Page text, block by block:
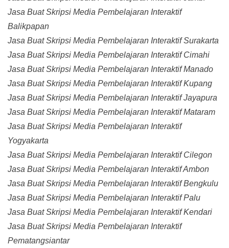
Jasa Buat Skripsi Media Pembelajaran Interaktif
Balikpapan
Jasa Buat Skripsi Media Pembelajaran Interaktif Surakarta
Jasa Buat Skripsi Media Pembelajaran Interaktif Cimahi
Jasa Buat Skripsi Media Pembelajaran Interaktif Manado
Jasa Buat Skripsi Media Pembelajaran Interaktif Kupang
Jasa Buat Skripsi Media Pembelajaran Interaktif Jayapura
Jasa Buat Skripsi Media Pembelajaran Interaktif Mataram
Jasa Buat Skripsi Media Pembelajaran Interaktif
Yogyakarta
Jasa Buat Skripsi Media Pembelajaran Interaktif Cilegon
Jasa Buat Skripsi Media Pembelajaran Interaktif Ambon
Jasa Buat Skripsi Media Pembelajaran Interaktif Bengkulu
Jasa Buat Skripsi Media Pembelajaran Interaktif Palu
Jasa Buat Skripsi Media Pembelajaran Interaktif Kendari
Jasa Buat Skripsi Media Pembelajaran Interaktif
Pematangsiantar